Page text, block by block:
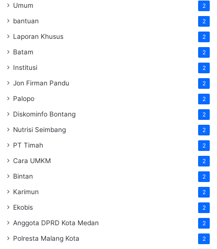
Umum 2
bantuan 2
Laporan Khusus 2
Batam 2
Institusi 2
Jon Firman Pandu 2
Palopo 2
Diskominfo Bontang 2
Nutrisi Seimbang 2
PT Timah 2
Cara UMKM 2
Bintan 2
Karimun 2
Ekobis 2
Anggota DPRD Kota Medan 2
Polresta Malang Kota 2